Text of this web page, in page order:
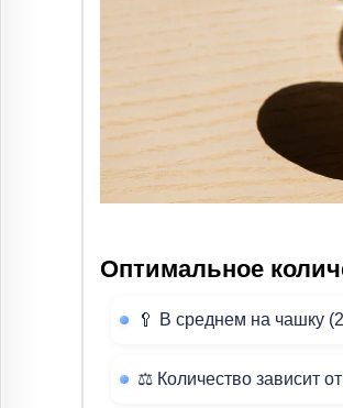
Оптимальное
🥄 В среднем на чашку
⚖️ Количество зависит